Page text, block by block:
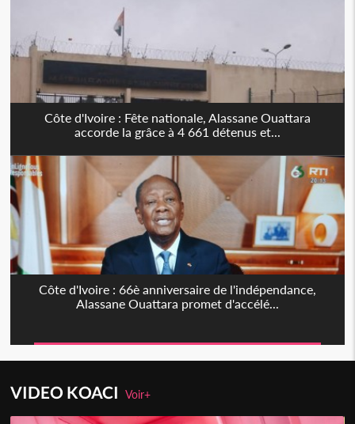
Côte d'Ivoire : Fête nationale, Alassane Ouattara
accorde la grâce à 4 661 détenus et...
Côte d'Ivoire : 66è anniversaire de l'indépendance,
Alassane Ouattara promet d'accélé...
VIDEO KOACIVoir+